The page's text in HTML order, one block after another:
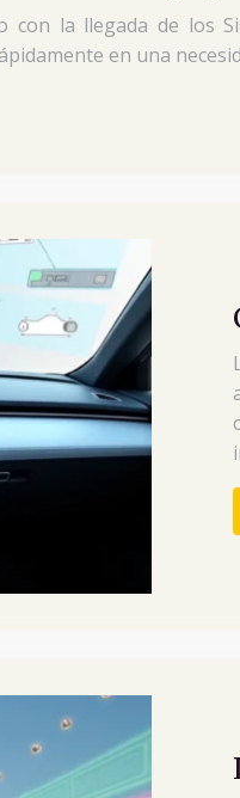
la llegada de los
en una